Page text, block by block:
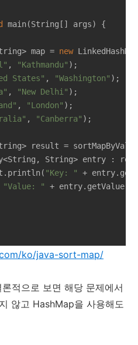
main(String[] args) {
map = new
, "Kathmandu" );
States" , "Washington" );
, "New Delhi" );
, "London" );
, "Canberra" );
result =
String> entry :
"Key: "
+
"Value: "
+
ko/java-sort-map/
적으로 보면 해당 문제에서
않고 HashMap을 사용해도